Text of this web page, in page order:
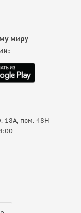
18A, пом. 48Н
миру